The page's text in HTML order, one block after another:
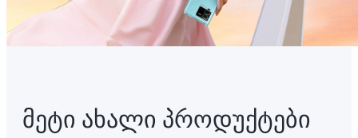
მეტი ახალი პროდუქტები